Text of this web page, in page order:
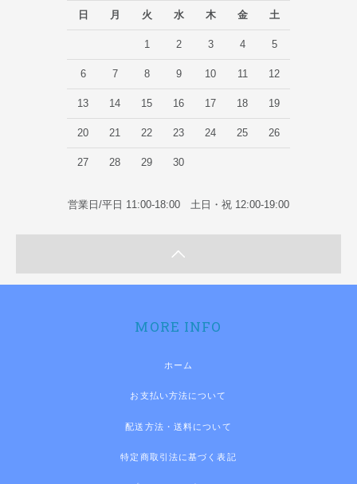
日
月 火 水 木 金 土
1 2 3 4 5
6 7 8 9 10 11 12
13 14 15 16 17 18 19
20 21 22 23 24 25 26
27 28 29 30
営業日/平日 11:00-18:00 土日・祝 12:00-19:00
MORE INFO
ホーム
お支払い方法について
配送方法・送料について
特定商取引法に基づく表記